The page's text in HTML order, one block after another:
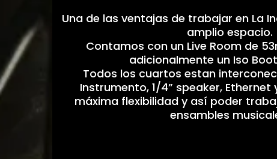
Una de las ventajas de trabajar en La
amplio espacio.
Contamos con un Live Room de
adicionalmente un Iso
Todos los cuartos estan
Instrumento, 1/4” speaker,
máxima flexibilidad y así poder
ensambles